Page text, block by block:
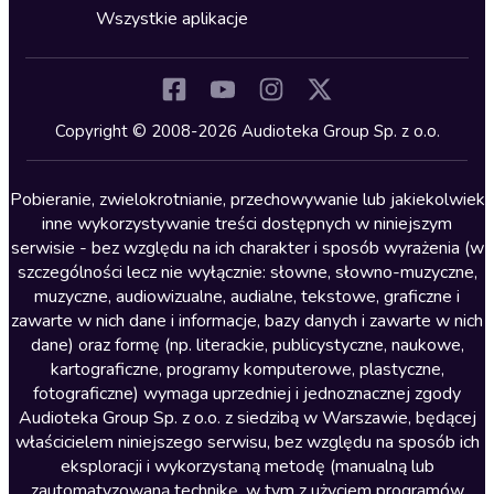
Kryminały
Lektury szkolne
Literatura anglojęzyczna
Literatura faktu
Literatura obyczajowa
Literatura piękna obca
Literatura piękna polska
Nagrania relaksacyjne
Nauka języków
Nauki humanistyczne
Wszystkie aplikacje
Copyright © 2008-2026 Audioteka Group Sp. z o.o.
Pobieranie, zwielokrotnianie, przechowywanie lub jakiekolwiek
inne wykorzystywanie treści dostępnych w niniejszym
serwisie - bez względu na ich charakter i sposób wyrażenia (w
szczególności lecz nie wyłącznie: słowne, słowno-muzyczne,
muzyczne, audiowizualne, audialne, tekstowe, graficzne i
zawarte w nich dane i informacje, bazy danych i zawarte w nich
dane) oraz formę (np. literackie, publicystyczne, naukowe,
kartograficzne, programy komputerowe, plastyczne,
fotograficzne) wymaga uprzedniej i jednoznacznej zgody
Audioteka Group Sp. z o.o. z siedzibą w Warszawie, będącej
właścicielem niniejszego serwisu, bez względu na sposób ich
eksploracji i wykorzystaną metodę (manualną lub